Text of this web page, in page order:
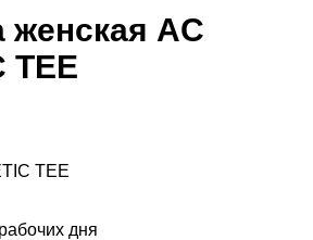
женская AC
TEE
TEE
дня